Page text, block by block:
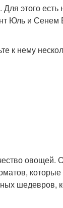
этого
Юль и Сенем
к нему
овощей.
шедевров,